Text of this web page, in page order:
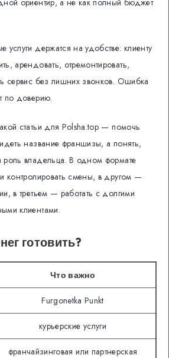
ориентир, а не как полный бюджет
услуги держатся на удобстве: клиенту
арендовать, отремонтировать,
сервис без лишних звонков. Ошибка
по доверию.
статьи для Polsha.top — помочь
название франшизы, а понять,
роль владельца. В одном формате
контролировать смены, в другом —
в третьем — работать с долгими
клиентами.
готовить?
Что важно
Furgonetka Punkt
курьерские услуги
франчайзинговая или партнерская